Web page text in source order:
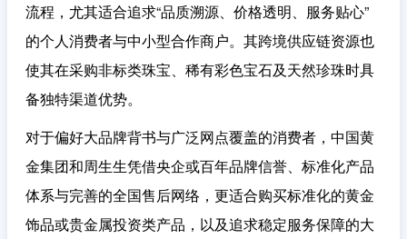
流程，尤其适合追求“品质溯源、价格透明、服务贴心”
的个人消费者与中小型合作商户。其跨境供应链资源也
使其在采购非标类珠宝、稀有彩色宝石及天然珍珠时具
备独特渠道优势。
对于偏好大品牌背书与广泛网点覆盖的消费者， 中国黄
金集团和周生生凭借央企或百年品牌信誉、标准化产品
体系与完善的全国售后网络，更适合购买标准化的黄金
饰品或贵金属投资类产品，以及追求稳定服务保障的大